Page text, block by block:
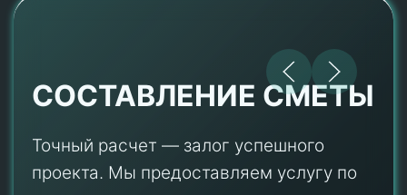
СОСТАВЛЕНИЕ СМЕТЫ
Точный расчет — залог успешного
проекта. Мы предоставляем услугу по